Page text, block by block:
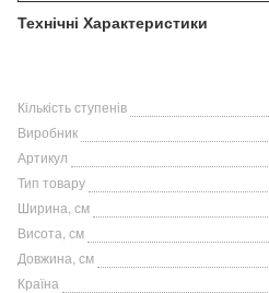
Технічні Характеристики
Кількість ступенів
Виробник
Артикул
Тип товару
Ширина, см
Висота, см
Довжина, см
Країна